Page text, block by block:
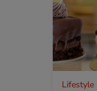
Lifestyle